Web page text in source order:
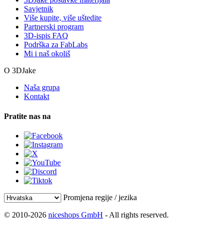
Savjetnik
Više kupite, više uštedite
Partnerski program
3D-ispis FAQ
Podrška za FabLabs
Mi i naš okoliš
O 3DJake
Naša grupa
Kontakt
Pratite nas na
Promjena regije / jezika
© 2010-2026 niceshops GmbH - All rights reserved.